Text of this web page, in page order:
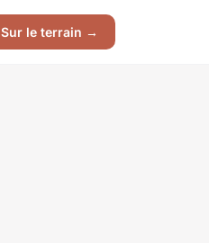
Sur le terrain →